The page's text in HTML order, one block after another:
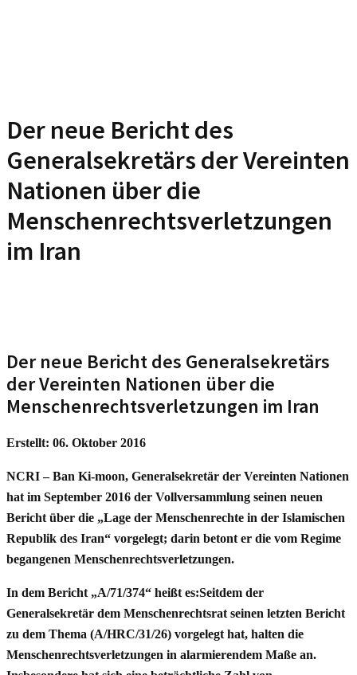
Der neue Bericht des
Generalsekretärs der Vereinten
Nationen über die
Menschenrechtsverletzungen
im Iran
Der neue Bericht des Generalsekretärs
der Vereinten Nationen über die
Menschenrechtsverletzungen im Iran
Erstellt: 06. Oktober 2016
NCRI – Ban Ki-moon, Generalsekretär der Vereinten Nationen
hat im September 2016 der Vollversammlung seinen neuen
Bericht über die „Lage der Menschenrechte in der Islamischen
Republik des Iran“ vorgelegt; darin betont er die vom Regime
begangenen Menschenrechtsverletzungen.
In dem Bericht „A/71/374“ heißt es:Seitdem der
Generalsekretär dem Menschenrechtsrat seinen letzten Bericht
zu dem Thema (A/HRC/31/26) vorgelegt hat, halten die
Menschenrechtsverletzungen in alarmierendem Maße an.